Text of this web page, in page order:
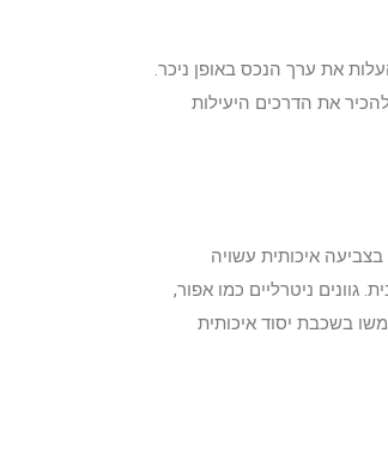
את ערך הנכס באופן ניכר.
את הדרכים היעילות
היעילות והזולות ביותר להשביח את ערך הנכס. לפי יועצי שיווק נדל"ן, השקעה של 5,000–10,000 שקלים בצביעה איכותית עשויה
ניטרליים כמו אפור,
בשכבת יסוד איכותית